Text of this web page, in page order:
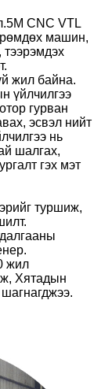
CNC VTL
машин,
тээрэмдэх
жил байна.
үйлчилгээ
гурван
эсвэл нийт
нь
шалгах,
гэх мэт
туршиж,
жил
Хятадын